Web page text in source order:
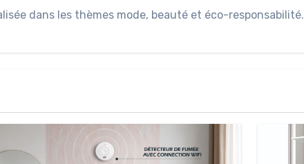
dans les thèmes mode, beauté et éco-responsabilité.